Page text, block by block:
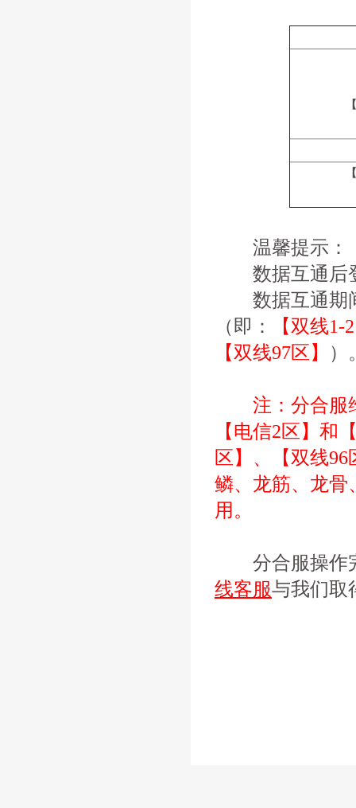
温馨提示：
数据互通后登
数据互通期间
（即：
【双线
【双线97区】
）
注：分合服
【电信2区】和
区】、【双线
鳞、龙筋、龙骨
用。
分合服操作完
线客服与我们取